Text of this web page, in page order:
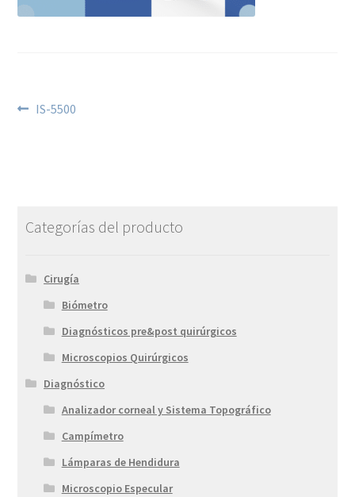
IS-5500
Categorías del producto
Cirugía
Biómetro
Diagnósticos pre&post quirúrgicos
Microscopios Quirúrgicos
Diagnóstico
Analizador corneal y Sistema Topográfico
Campímetro
Lámparas de Hendidura
Microscopio Especular